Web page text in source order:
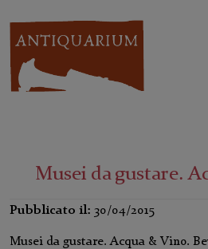
Musei da gustare.
Pubblicato il: 30/04/2015
Musei da gustare. Acqua & Vino.